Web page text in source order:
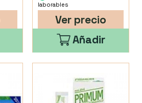
laborables
Ver precio
Añadir